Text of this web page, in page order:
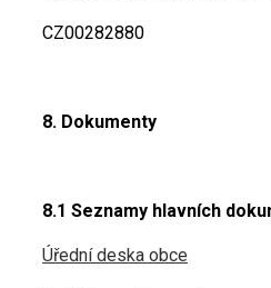
CZ00282880
8. Dokumenty
8.1 Seznamy hlavních
Úřední deska obce